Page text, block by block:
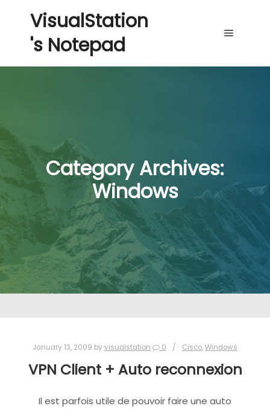
VisualStation
's Notepad
Category Archives:
Windows
January 13, 2009 by visualstation 0 Cisco,Windows
VPN Client + Auto reconnexion
Il est parfois utile de pouvoir faire une auto